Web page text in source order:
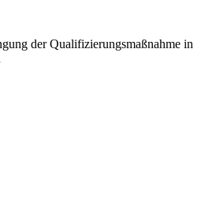
der Qualifizierungsmaßnahme in